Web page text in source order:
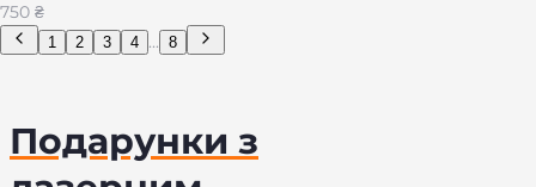
750 ₴
1 2 3 4 ... 8
Подарунки з